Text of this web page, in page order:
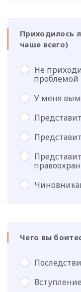
Приходилось
чаше всего)
Не
проблемой
У меня
Чего вы